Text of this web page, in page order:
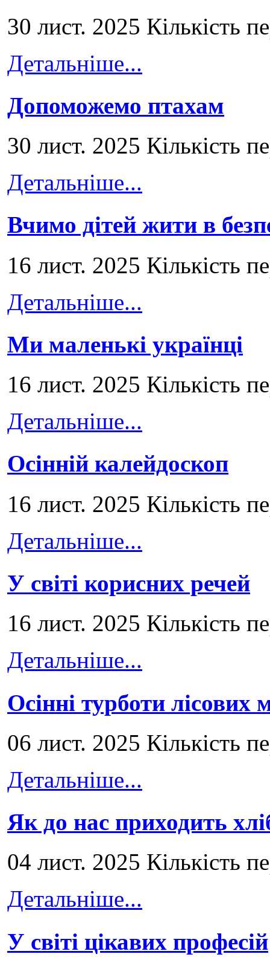
30 лист. 2025 Кількість
Детальніше...
Допоможемо птахам
30 лист. 2025 Кількість
Детальніше...
Вчимо дітей жити в
16 лист. 2025 Кількість
Детальніше...
Ми маленькі українці
16 лист. 2025 Кількість
Детальніше...
Осінній калейдоскоп
16 лист. 2025 Кількість
Детальніше...
У світі корисних речей
16 лист. 2025 Кількість
Детальніше...
Осінні турботи лісових
06 лист. 2025 Кількість
Детальніше...
Як до нас приходить
04 лист. 2025 Кількість
Детальніше...
У світі цікавих професій